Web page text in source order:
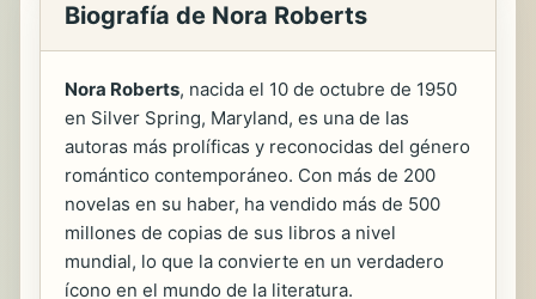
Biografía de Nora Roberts
Nora Roberts, nacida el 10 de octubre de 1950
en Silver Spring, Maryland, es una de las
autoras más prolíficas y reconocidas del género
romántico contemporáneo. Con más de 200
novelas en su haber, ha vendido más de 500
millones de copias de sus libros a nivel
mundial, lo que la convierte en un verdadero
ícono en el mundo de la literatura.